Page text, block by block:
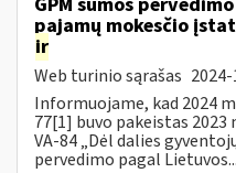
pajamų mokesčio
ir
Web turinio sąrašas
Informuojame, kad 2024
77[1] buvo pakeistas 2023
VA-84 „Dėl dalies
pervedimo pagal Lietuvos...